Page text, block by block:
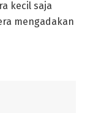
kecil saja
mengadakan